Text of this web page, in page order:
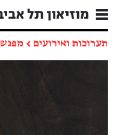
תערוכות ואירועים ← מפגש